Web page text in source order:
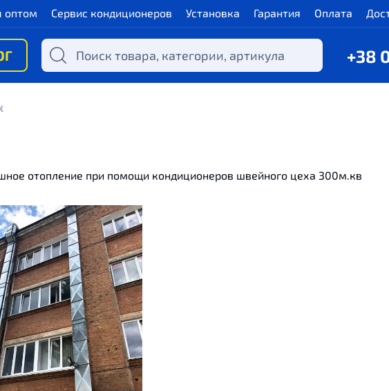
оптом Сервис кондиционеров Установка Гарантия Оплата
+38
отопление при помощи кондиционеров швейного цеха 300м.кв